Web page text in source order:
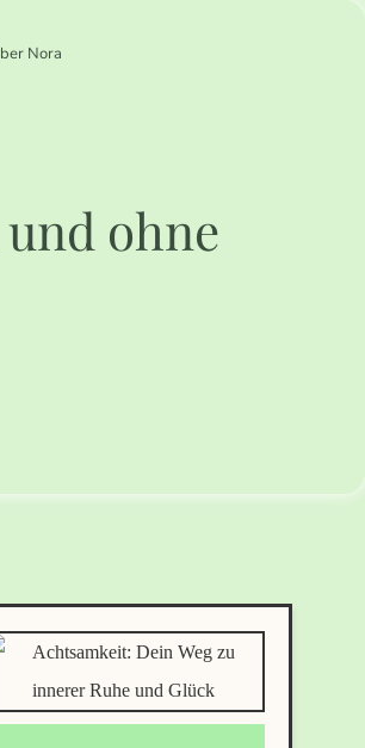
Nora
ohne